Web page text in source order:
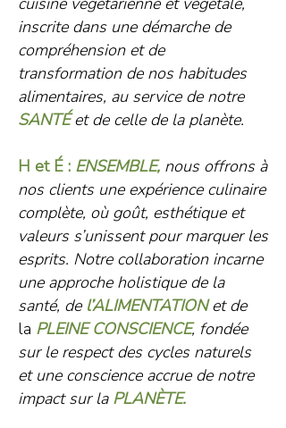
inscrite dans une démarche de
compréhension et de
transformation de nos habitudes
alimentaires, au service de notre
SANTÉ et de celle de la planète.
H et É : ENSEMBLE, nous offrons à
nos clients une expérience culinaire
complète, où goût, esthétique et
valeurs s’unissent pour marquer les
esprits. Notre collaboration incarne
une approche holistique de la
santé, de l’ALIMENTATIONet de
la PLEINE CONSCIENCE, fondée
sur le respect des cycles naturels
et une conscience accrue de notre
impact sur la PLANÈTE.